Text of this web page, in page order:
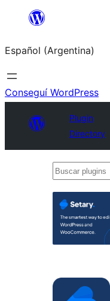
Saltar
contenido
Español (Argentina)
Conseguí WordPress
Plugin
Directory
Buscar